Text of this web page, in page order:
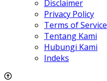
Disclaimer
Privacy Policy
Terms of Service
Tentang Kami
Hubungi Kami
Indeks